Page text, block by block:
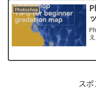
Photoshop
ス